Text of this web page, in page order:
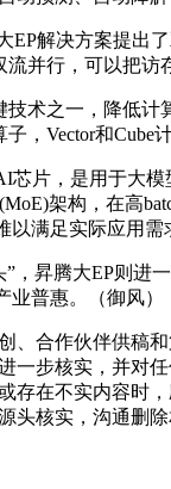
决方案提出了
流并行，可以把
之一，降低计
，Vector和Cube
，是用于大模
架构，在高
满足实际应用需
昇腾大EP则进
业普惠。（御风）
合作伙伴供稿和
一步核实，并对
存在不实内容时
核实，沟通删除